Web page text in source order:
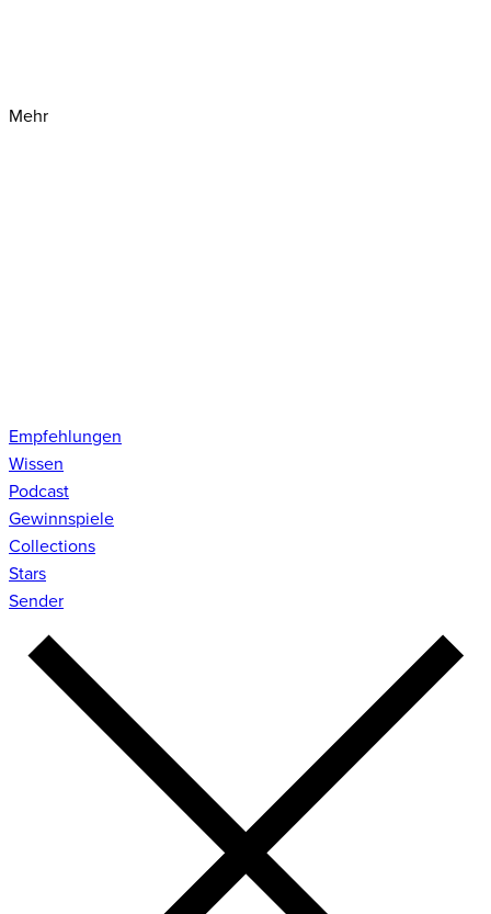
Mehr
Empfehlungen
Wissen
Podcast
Gewinnspiele
Collections
Stars
Sender